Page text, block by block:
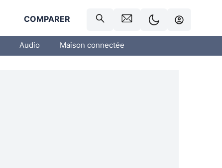
COMPARER
Audio Maison connectée